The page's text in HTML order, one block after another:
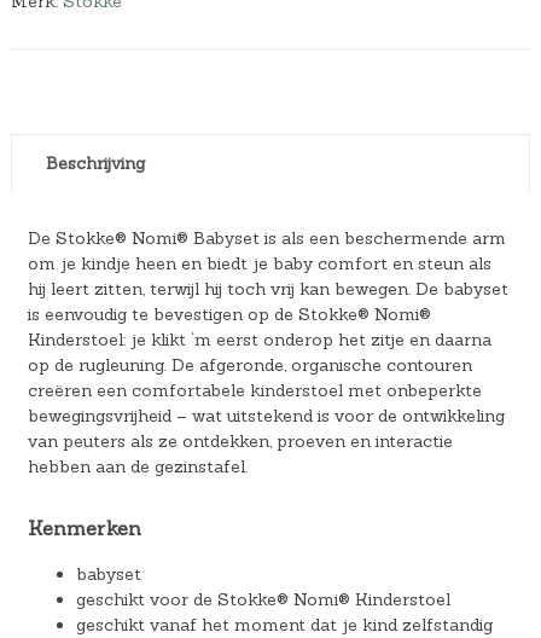
Beschrijving
De Stokke® Nomi® Babyset is als een beschermende arm
om je kindje heen en biedt je baby comfort en steun als
hij leert zitten, terwijl hij toch vrij kan bewegen.​ De babyset
is eenvoudig te bevestigen op de Stokke® Nomi®
Kinderstoel: je klikt ‘m eerst onderop het zitje en daarna
op de rugleuning.​ De afgeronde, organische contouren
creëren een comfortabele kinderstoel met onbeperkte
bewegingsvrijheid – wat uitstekend is voor de ontwikkeling
van peuters als ze ontdekken, proeven en interactie
hebben aan de gezinstafel.
Kenmerken
babyset
geschikt voor de Stokke® Nomi® Kinderstoel
geschikt vanaf het moment dat je kind zelfstandig